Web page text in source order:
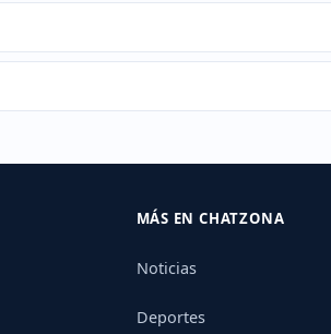
MÁS EN CHATZONA
Noticias
Deportes